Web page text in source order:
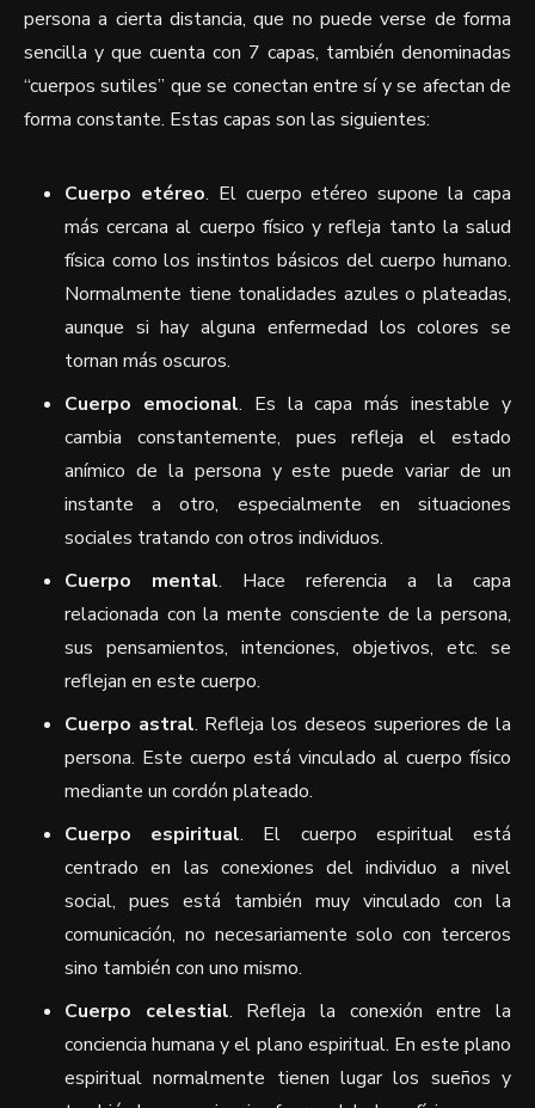
persona a cierta distancia, que no puede verse de forma
sencilla y que cuenta con 7 capas, también denominadas
“cuerpos sutiles” que se conectan entre sí y se afectan de
forma constante. Estas capas son las siguientes:
Cuerpo etéreo. El cuerpo etéreo supone la capa
más cercana al cuerpo físico y refleja tanto la salud
física como los instintos básicos del cuerpo humano.
Normalmente tiene tonalidades azules o plateadas,
aunque si hay alguna enfermedad los colores se
tornan más oscuros.
Cuerpo emocional. Es la capa más inestable y
cambia constantemente, pues refleja el estado
anímico de la persona y este puede variar de un
instante a otro, especialmente en situaciones
sociales tratando con otros individuos.
Cuerpo mental. Hace referencia a la capa
relacionada con la mente consciente de la persona,
sus pensamientos, intenciones, objetivos, etc. se
reflejan en este cuerpo.
Cuerpo astral. Refleja los deseos superiores de la
persona. Este cuerpo está vinculado al cuerpo físico
mediante un cordón plateado.
Cuerpo espiritual. El cuerpo espiritual está
centrado en las conexiones del individuo a nivel
social, pues está también muy vinculado con la
comunicación, no necesariamente solo con terceros
sino también con uno mismo.
Cuerpo celestial. Refleja la conexión entre la
conciencia humana y el plano espiritual. En este plano
espiritual normalmente tienen lugar los sueños y